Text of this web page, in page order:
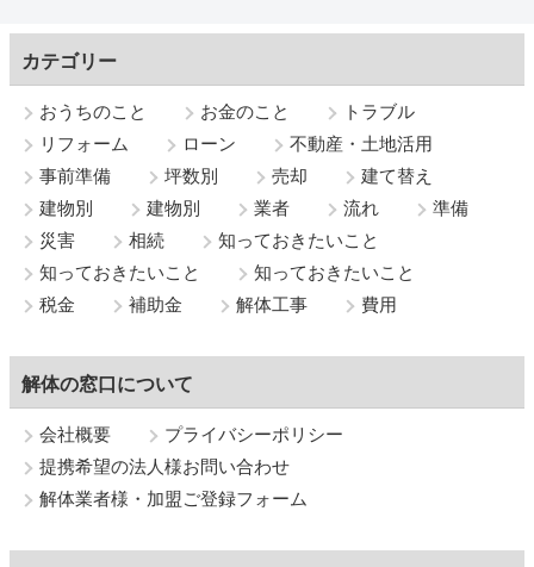
カテゴリー
おうちのこと お金のこと
トラブル
リフォーム
ローン
不動産・土地活用
事前準備
坪数別 売却
建て替え
建物別
建物別 業者 流れ
準備
災害
相続
知っておきたいこと
知っておきたいこと
知っておきたいこと
税金
補助金 解体工事 費用
解体の窓口について
会社概要
プライバシーポリシー
提携希望の法人様お問い合わせ
解体業者様・加盟ご登録フォーム